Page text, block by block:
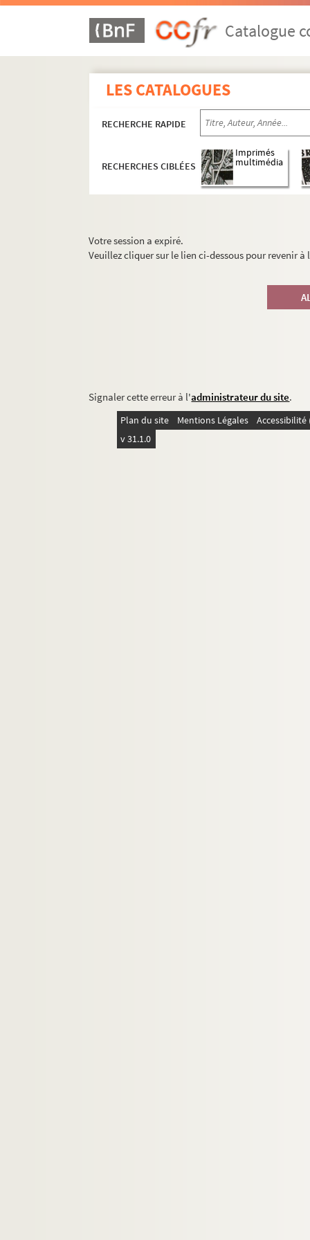
Catalogue
LES CATALOGUES
RECHERCHE RAPIDE
RECHERCHES CIBLÉES
Imprimés
multimédia
Votre session a expiré.
Veuillez cliquer sur le lien ci-dessous pour revenir
Signaler cette erreur à l'administrateur du site.
Plan du site Mentions Légales
v 31.1.0